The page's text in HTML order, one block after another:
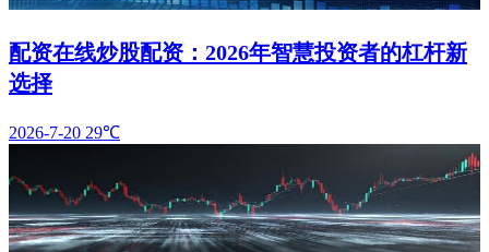
配资在线炒股配资：2026年智慧投资者的杠杆新
选择
2026-7-20 29℃